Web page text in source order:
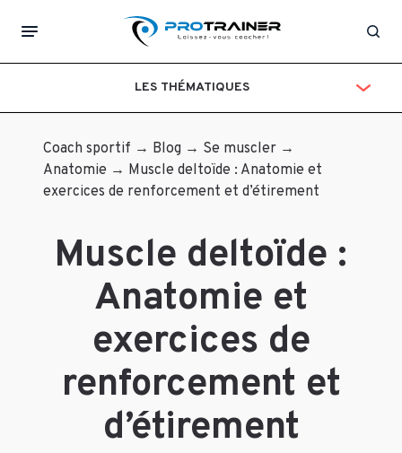
LES THÉMATIQUES
Coach sportif → Blog → Se muscler →
Anatomie → Muscle deltoïde : Anatomie et
exercices de renforcement et d’étirement
Muscle deltoïde :
Anatomie et
exercices de
renforcement et
d’étirement